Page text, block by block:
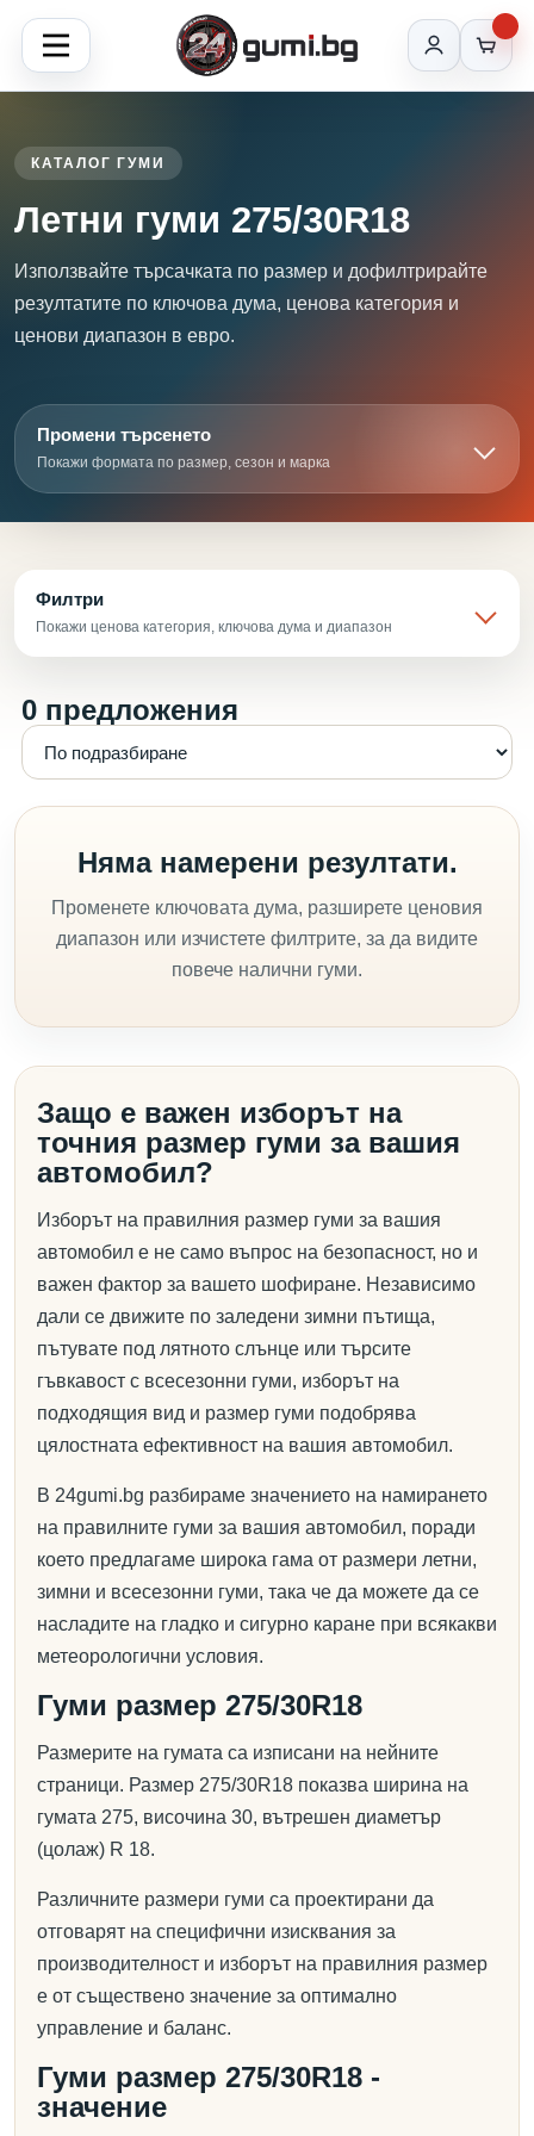
КАТАЛОГ ГУМИ
Летни гуми 275/30R18
Използвайте търсачката по размер и дофилтрирайте
резултатите по ключова дума, ценова категория и
ценови диапазон в евро.
Промени търсенето
Покажи формата по размер, сезон и марка
Филтри
Покажи ценова категория, ключова дума и диапазон
0 предложения
Няма намерени резултати.
Променете ключовата дума, разширете ценовия
диапазон или изчистете филтрите, за да видите
повече налични гуми.
Защо е важен изборът на
точния размер гуми за вашия
автомобил?
Изборът на правилния размер гуми за вашия
автомобил е не само въпрос на безопасност, но и
важен фактор за вашето шофиране. Независимо
дали се движите по заледени зимни пътища,
пътувате под лятното слънце или търсите
гъвкавост с всесезонни гуми, изборът на
подходящия вид и размер гуми подобрява
цялостната ефективност на вашия автомобил.
В 24gumi.bg разбираме значението на намирането
на правилните гуми за вашия автомобил, поради
което предлагаме широка гама от размери летни,
зимни и всесезонни гуми, така че да можете да се
насладите на гладко и сигурно каране при всякакви
метеорологични условия.
Гуми размер 275/30R18
Размерите на гумата са изписани на нейните
страници. Размер 275/30R18 показва ширина на
гумата 275, височина 30, вътрешен диаметър
(цолаж) R 18.
Различните размери гуми са проектирани да
отговарят на специфични изисквания за
производителност и изборът на правилния размер
е от съществено значение за оптимално
управление и баланс.
Гуми размер 275/30R18 -
значение